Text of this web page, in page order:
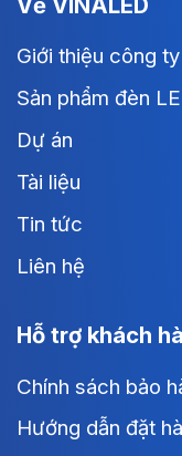
Giới thiệu công ty
Sản phẩm đèn
Dự án
Tài liệu
Tin tức
Liên hệ
Hỗ trợ khách
Chính sách bảo
Hướng dẫn đặt